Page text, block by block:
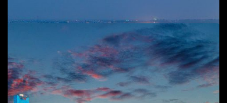
Chùa Đại Giác, T.P Đồng Hới
Phong cảnh T.P Đồng Hới
25$